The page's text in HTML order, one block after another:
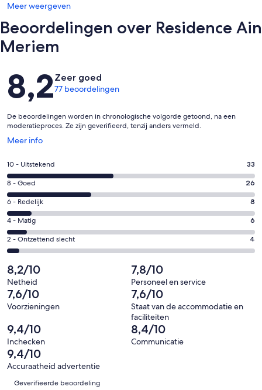
Meer weergeven
Beoordelingen over Residence Ain
Meriem
Beoordelingen
8,2Zeer goed
77 beoordelingen
De beoordelingen worden in chronologische volgorde getoond, na een
moderatieproces. Ze zijn geverifieerd, tenzij anders vermeld.
Meer info
Opent
een
nieuw
venster
Gastenscore:
10
-
Uitstekend.
33
van
77
beoordelingen
10 - Uitstekend 33
Gastenscore:
8
-
Goed.
26
van
beoordelingen
8 - Goed 26
Gastenscore:
6
-
Redelijk.
8
van
77
beoordelingen
6 - Redelijk 8
Gastenscore:
4
-
6
van
77
beoordelingen
4 - Matig 6
Gastenscore:
2
-
Ontzettend
slecht.
4
77
beoordelingen
2 - Ontzettend slecht 4
8,2/10
Netheid
7,8/10
Personeel en service
7,6/10
Voorzieningen
7,6/10
Staat van de accommodatie en
faciliteiten
9,4/10
Inchecken
8,4/10
Communicatie
9,4/10
Accuraatheid advertentie
Beoordelingen
Geverifieerde beoordeling